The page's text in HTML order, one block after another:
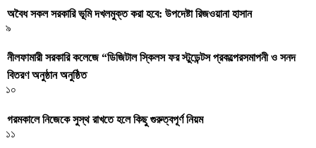
অবৈধ সকল সরকারি ভূমি দখলমুক্ত করা হবে: উপদেষ্টা রিজওয়ানা হাসান
৯
নীলফামারী সরকারি কলেজে “ডিজিটাল স্কিলস ফর স্টুডেন্টস প্রকল্পেরসমাপনী ও সনদ
বিতরণ অনুষ্ঠান অনুষ্ঠিত
১০
গরমকালে নিজেকে সুস্থ রাখতে হলে কিছু গুরুত্বপূর্ণ নিয়ম
১১